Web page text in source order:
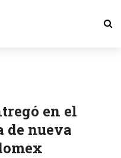
en el
de nueva